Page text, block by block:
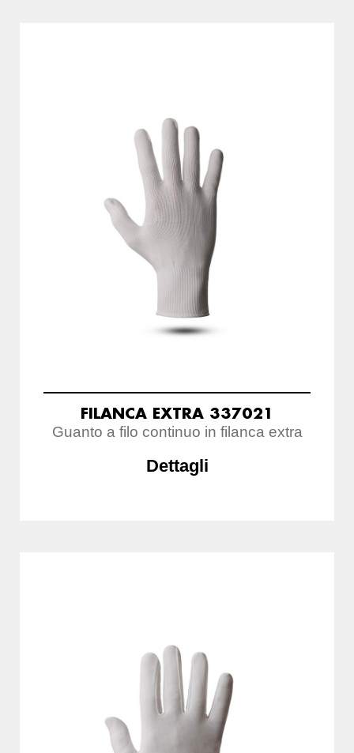
FILANCA EXTRA 337021
Guanto a filo continuo in filanca extra
Dettagli